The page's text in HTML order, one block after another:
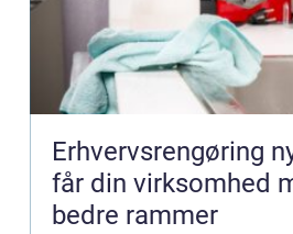
Erhvervsrengøring
får din virksomhed
bedre rammer